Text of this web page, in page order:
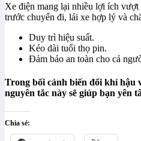
Xe điện mang lại nhiều lợi ích
trước chuyến đi, lái xe hợp lý và
Duy trì hiệu suất.
Kéo dài tuổi thọ pin.
Đảm bảo an toàn cho cả
Trong bối cảnh biến đổi khí hậu
nguyên tắc này sẽ giúp bạn yên
Chia sẻ: